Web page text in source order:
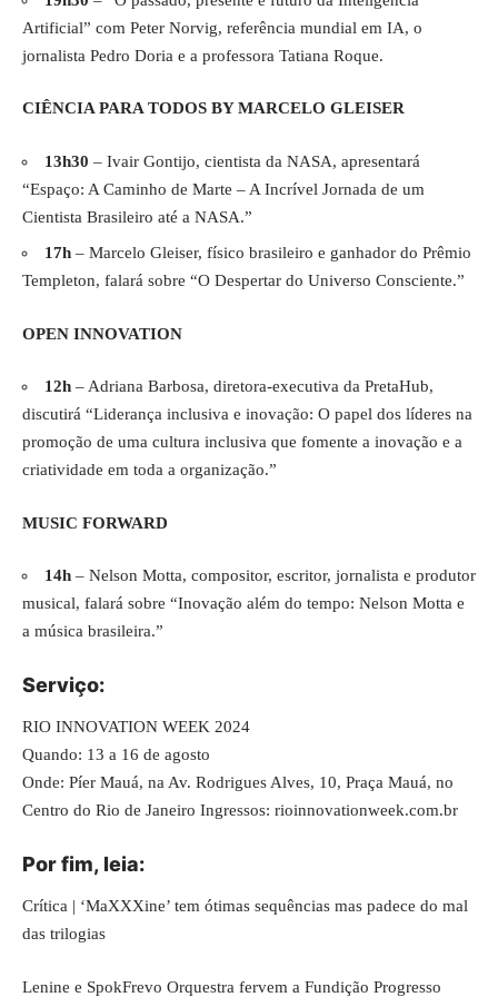
Artificial” com Peter Norvig, referência mundial em IA, o
jornalista Pedro Doria e a professora Tatiana Roque.
CIÊNCIA PARA TODOS BY MARCELO GLEISER
13h30 – Ivair Gontijo, cientista da NASA, apresentará
“Espaço: A Caminho de Marte – A Incrível Jornada de um
Cientista Brasileiro até a NASA.”
17h – Marcelo Gleiser, físico brasileiro e ganhador do Prêmio
Templeton, falará sobre “O Despertar do Universo Consciente.”
OPEN INNOVATION
12h – Adriana Barbosa, diretora-executiva da PretaHub,
discutirá “Liderança inclusiva e inovação: O papel dos líderes na
promoção de uma cultura inclusiva que fomente a inovação e a
criatividade em toda a organização.”
MUSIC FORWARD
14h – Nelson Motta, compositor, escritor, jornalista e produtor
musical, falará sobre “Inovação além do tempo: Nelson Motta e
a música brasileira.”
Serviço:
RIO INNOVATION WEEK 2024
Quando: 13 a 16 de agosto
Onde: Píer Mauá, na Av. Rodrigues Alves, 10, Praça Mauá, no
Centro do Rio de Janeiro Ingressos: rioinnovationweek.com.br
Por fim, leia:
Crítica | ‘MaXXXine’ tem ótimas sequências mas padece do mal
das trilogias
Lenine e SpokFrevo Orquestra fervem a Fundição Progresso